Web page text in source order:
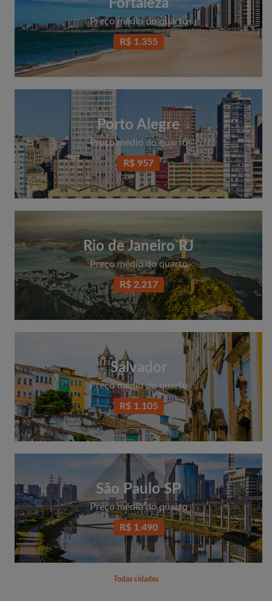
Fortaleza
Preço médio do quarto
R$ 1.355
Porto Alegre
Preço médio do quarto
R$ 957
Rio de Janeiro RJ
Preço médio do quarto
R$ 2.217
Salvador
Preço médio do quarto
R$ 1.105
São Paulo SP
Preço médio do quarto
R$ 1.490
Todas cidades